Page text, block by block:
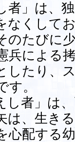
」は、
なくして
のたびに
兵による
したり、
す。
者」は
は、生き
心配する